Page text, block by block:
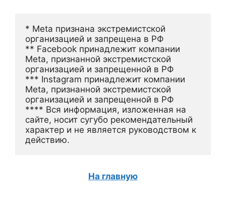
* Meta признана экстремистской
организацией и запрещена в РФ
** Facebook принадлежит компании
Meta, признанной экстремистской
организацией и запрещенной в РФ
*** Instagram принадлежит компании
Meta, признанной экстремистской
организацией и запрещенной в РФ
**** Вся информация, изложенная на
сайте, носит сугубо рекомендательный
характер и не является руководством к
действию.
На главную